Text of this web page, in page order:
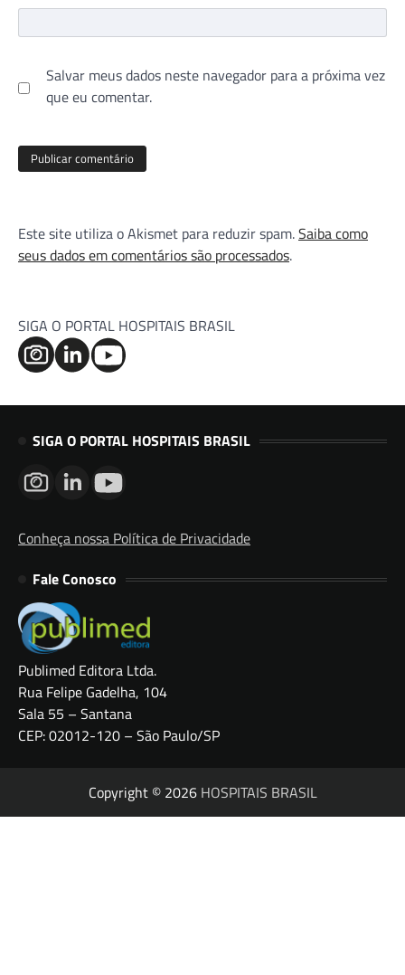
Salvar meus dados neste navegador para a próxima vez
que eu comentar.
Este site utiliza o Akismet para reduzir spam.Saiba como
seus dados em comentários são processados.
SIGA O PORTAL HOSPITAIS BRASIL
SIGA O PORTAL HOSPITAIS BRASIL
Conheça nossa Política de Privacidade
Fale Conosco
Publimed Editora Ltda.
Rua Felipe Gadelha, 104
Sala 55 – Santana
CEP: 02012-120 – São Paulo/SP
Copyright © 2026 HOSPITAIS BRASIL